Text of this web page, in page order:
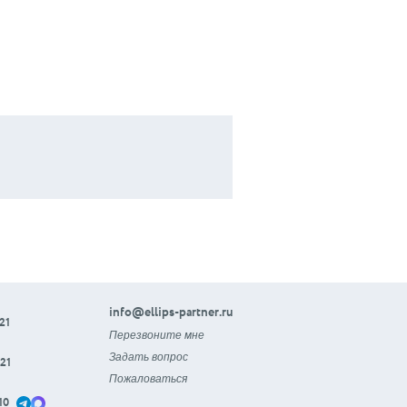
info@ellips-partner.ru
Перезвоните мне
Задать вопрос
Пожаловаться